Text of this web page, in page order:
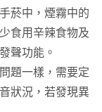
菸中，煙霧中的
食用辛辣食物及
聲功能。
題一樣，需要定
狀況，若發現異